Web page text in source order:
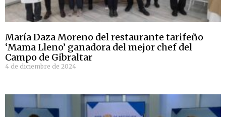
María Daza Moreno del restaurante tarifeño
‘Mama Lleno’ ganadora del mejor chef del
Campo de Gibraltar
4 de diciembre de 2024